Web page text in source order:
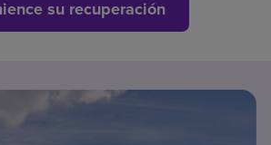
su recuperación